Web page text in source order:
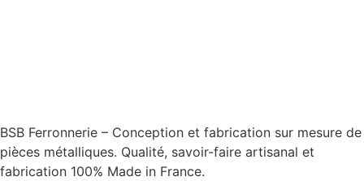
BSB Ferronnerie – Conception et fabrication sur mesure de
pièces métalliques. Qualité, savoir-faire artisanal et
fabrication 100% Made in France.